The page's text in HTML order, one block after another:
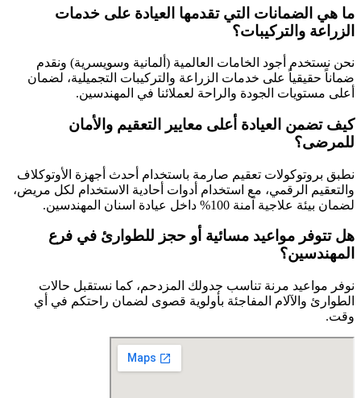
ما هي الضمانات التي تقدمها العيادة على خدمات
الزراعة والتركيبات؟
نحن نستخدم أجود الخامات العالمية (ألمانية وسويسرية) ونقدم
ضماناً حقيقياً على خدمات الزراعة والتركيبات التجميلية، لضمان
أعلى مستويات الجودة والراحة لعملائنا في المهندسين.
كيف تضمن العيادة أعلى معايير التعقيم والأمان
للمرضى؟
نطبق بروتوكولات تعقيم صارمة باستخدام أحدث أجهزة الأوتوكلاف
والتعقيم الرقمي، مع استخدام أدوات أحادية الاستخدام لكل مريض،
لضمان بيئة علاجية آمنة 100% داخل عيادة اسنان المهندسين.
هل تتوفر مواعيد مسائية أو حجز للطوارئ في فرع
المهندسين؟
نوفر مواعيد مرنة تناسب جدولك المزدحم، كما نستقبل حالات
الطوارئ والآلام المفاجئة بأولوية قصوى لضمان راحتكم في أي
وقت.